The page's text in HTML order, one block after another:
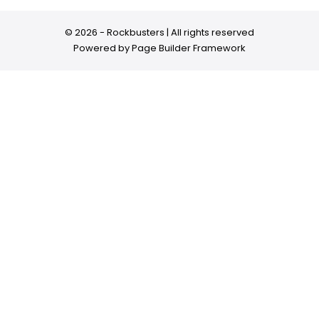
© 2026 - Rockbusters | All rights reserved
Powered byPage Builder Framework